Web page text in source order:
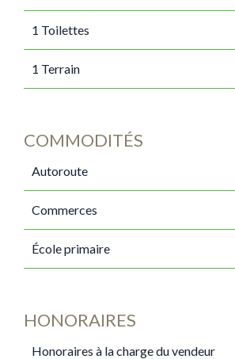
1 Toilettes
1 Terrain
COMMODITÉS
Autoroute
Commerces
École primaire
HONORAIRES
Honoraires à la charge du vendeur